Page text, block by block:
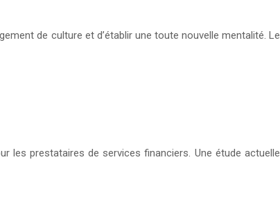
de culture et d’établir une toute nouvelle mentalité. Le
les prestataires de services financiers. Une étude actuelle